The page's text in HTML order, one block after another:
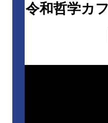
令和哲学カ